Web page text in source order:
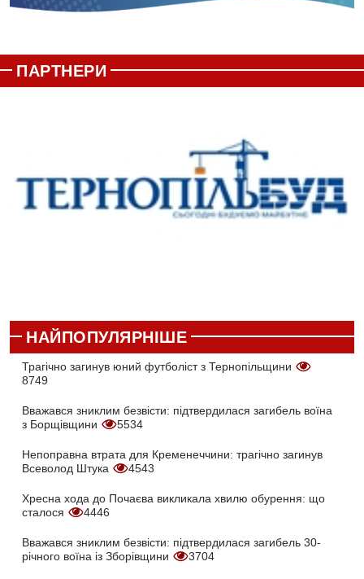
ПАРТНЕРИ
НАЙПОПУЛЯРНІШЕ
Трагічно загинув юний футболіст з Тернопільщини
8749
Вважався зниклим безвісти: підтвердилася загибель воїна
з Борщівщини
5534
Непоправна втрата для Кременеччини: трагічно загинув
Всеволод Штука
4543
Хресна хода до Почаєва викликала хвилю обурення: що
сталося
4446
Вважався зниклим безвісти: підтвердилася загибель 30-
річного воїна із Зборівщини
3704